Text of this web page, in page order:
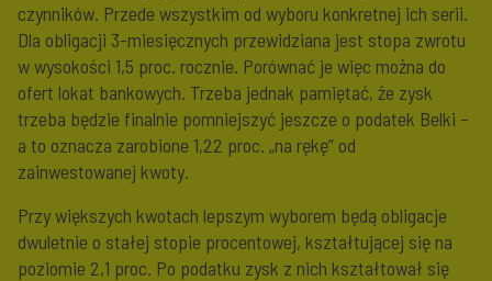
czynników. Przede wszystkim od wyboru konkretnej ich serii.
Dla obligacji 3-miesięcznych przewidziana jest stopa zwrotu
w wysokości 1,5 proc. rocznie. Porównać je więc można do
ofert lokat bankowych. Trzeba jednak pamiętać, że zysk
trzeba będzie finalnie pomniejszyć jeszcze o podatek Belki –
a to oznacza zarobione 1,22 proc. „na rękę” od
zainwestowanej kwoty.
Przy większych kwotach lepszym wyborem będą obligacje
dwuletnie o stałej stopie procentowej, kształtującej się na
poziomie 2,1 proc. Po podatku zysk z nich kształtował się